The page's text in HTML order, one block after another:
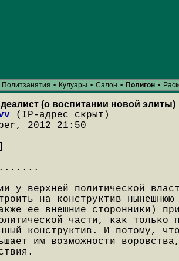
Политзанятия • Кулуары • Салон • Полигон •
(о воспитании новой элиты)
(IP-адрес скрыт)
2012 21:50
у верхней политической
на конструктив
ее внешние сторонники)
части, как только
конструктив. И потому,
им возможности